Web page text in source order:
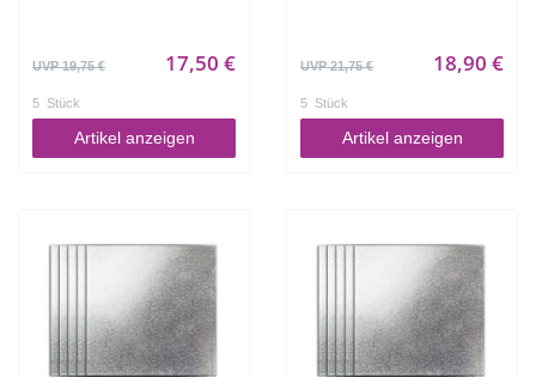
UVP 19,75 € 17,50 €
5 Stück
Artikel anzeigen
UVP 21,75 € 18,90 €
5 Stück
Artikel anzeigen